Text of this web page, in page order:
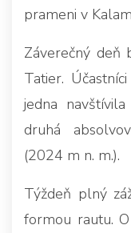
prameni v
Záverečný deň
Tatier.
jedna
druhá
(2024 m n. m.).
Týždeň plný
formou rautu.